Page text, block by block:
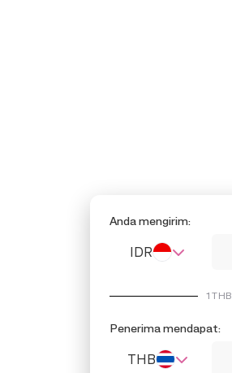
Anda mengirim:
IDR
1THB
Penerima mendapat:
THB